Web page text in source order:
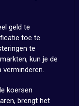
geld te
toe te
te
kun je de
verminderen.
koersen
brengt het